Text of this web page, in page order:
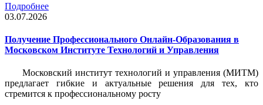
Подробнее
03.07.2026
Получение Профессионального Онлайн-Образования в
Московском Институте Технологий и Управления
Московский институт технологий и управления (МИТМ)
предлагает гибкие и актуальные решения для тех, кто
стремится к профессиональному росту